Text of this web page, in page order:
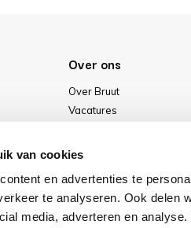
van cookies
en advertenties te
te analyseren. Ook delen
media, adverteren en
Over ons
Over Bruut
Vacatures
Onze winkel